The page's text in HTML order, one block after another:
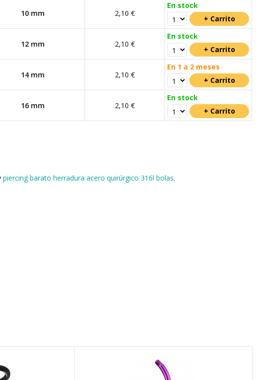
10 mm 2,10 €
En stock
12 mm 2,10 €
En stock
14 mm 2,10 €
En 1 a 2 meses
16 mm 2,10 €
En stock
piercing barato herradura acero quirúrgico 316l bolas.